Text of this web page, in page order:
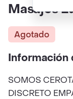
Masajes
Agotado
Información
SOMOS
DISCRETO